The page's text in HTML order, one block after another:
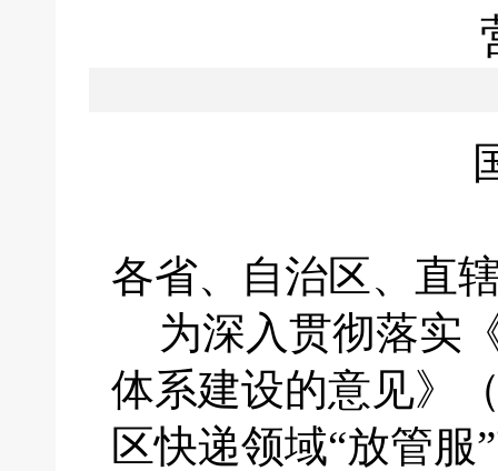
各省、自治区、直
为深入贯彻落实
体系建设的意见》
区快递领域“放管